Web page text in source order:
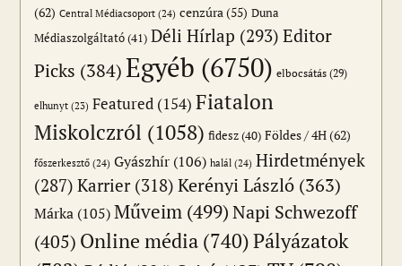
(62) Central Médiacsoport (24) cenzúra(55) Duna
Médiaszolgáltató(41) Déli Hírlap (293) Editor
Picks (384)Egyéb (6750) elbocsátás (29)
elhunyt (23) Featured (154) Fiatalon
Miskolczról (1058) fidesz(40) Földes / 4H(62)
főszerkesztő (24) Gyászhír (106) halál (24) Hirdetmények
(287) Karrier(318) Kerényi László (363)
Márka (105) Műveim (499)Napi Schwezoff
(405) Online média (740)Pályázatok